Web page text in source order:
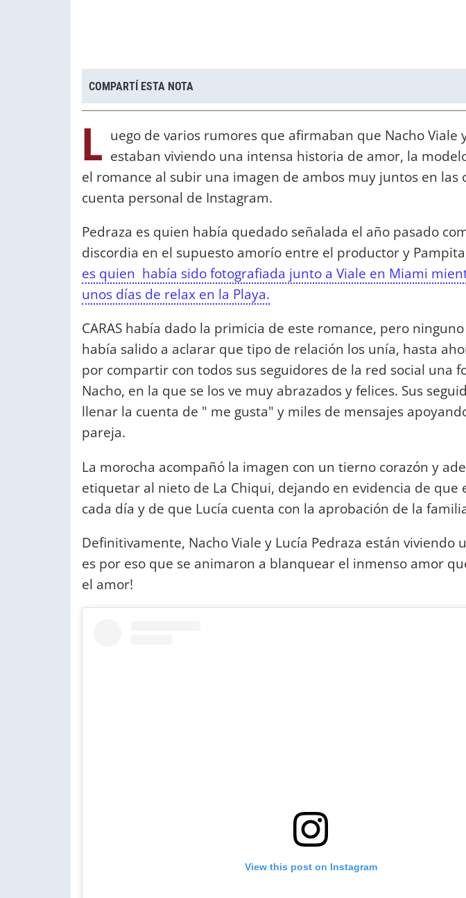
COMPARTÍ ESTA NOTA
L uego de varios rumores que afirmaban que Nacho Viale
estaban viviendo una intensa historia de amor, la
el romance al subir una imagen de ambos muy juntos en las
cuenta personal de Instagram.
Pedraza es quien había quedado señalada el año pasado
discordia en el supuesto amorío entre el productor y
es quien había sido fotografiada junto a Viale en Miami
unos días de relax en la Playa.
CARAS había dado la primicia de este romance, pero
había salido a aclarar que tipo de relación los unía, hasta
por compartir con todos sus seguidores de la red social una
Nacho, en la que se los ve muy abrazados y felices. Sus
llenar la cuenta de " me gusta" y miles de mensajes
pareja.
La morocha acompañó la imagen con un tierno corazón y
etiquetar al nieto de La Chiqui, dejando en evidencia de que
cada día y de que Lucía cuenta con la aprobación de la
Definitivamente, Nacho Viale y Lucía Pedraza están viviendo
es por eso que se animaron a blanquear el inmenso amor
el amor!
View this post on Instagram